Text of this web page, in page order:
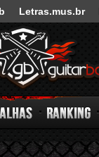
Letras.mus.br